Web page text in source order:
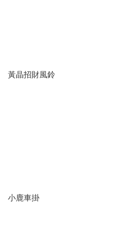
黃晶招財風鈴
小鹿車掛